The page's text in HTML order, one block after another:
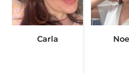
Carla